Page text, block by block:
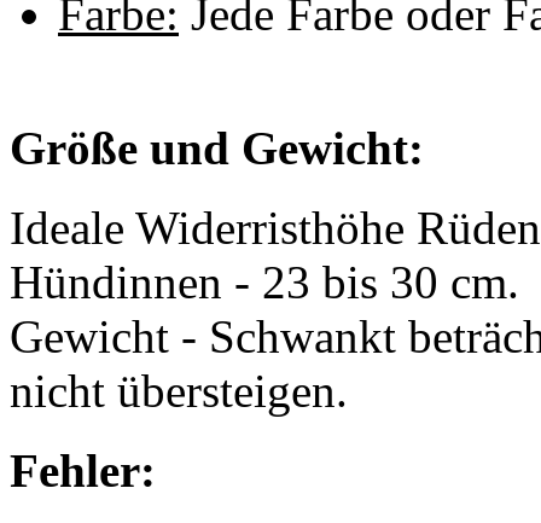
Farbe: Jede Farbe oder
Größe und Gewicht:
Ideale Widerristhöhe
Hündinnen - 23 bis 30 cm.
Gewicht - Schwankt
nicht übersteigen.
Fehler: